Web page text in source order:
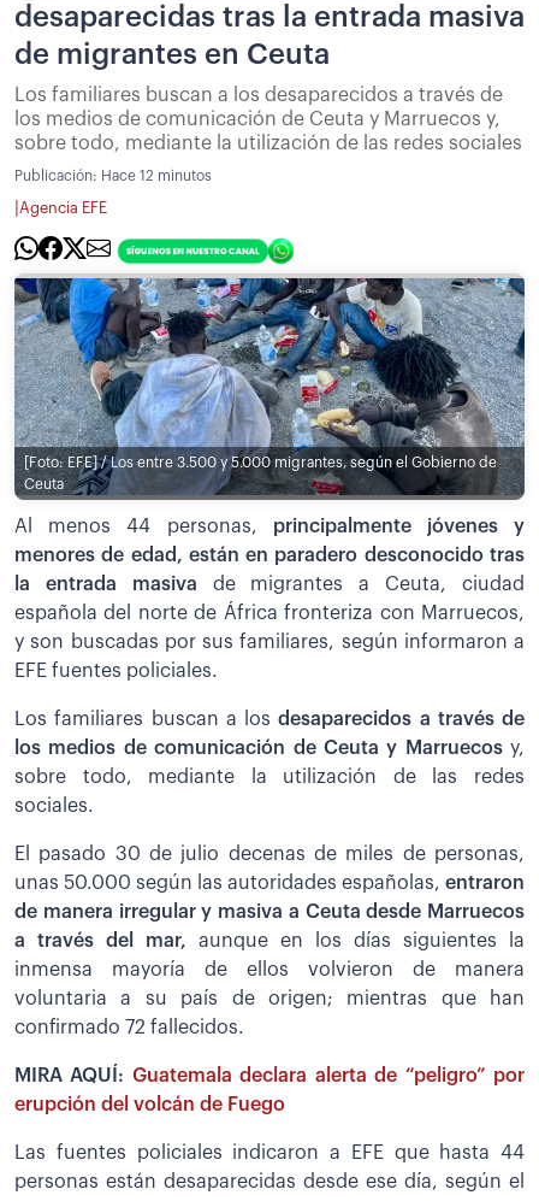
desaparecidas tras la entrada masiva
de migrantes en Ceuta
Los familiares buscan a los desaparecidos a través de
los medios de comunicación de Ceuta y Marruecos y,
sobre todo, mediante la utilización de las redes sociales
Publicación: Hace 12 minutos
Agencia EFE
[Foto: EFE] / Los entre 3.500 y 5.000 migrantes, según el Gobierno de
Ceuta
Al menos 44 personas, principalmente jóvenes y
menores de edad, están en paradero desconocido tras
la entrada masiva de migrantes a Ceuta, ciudad
española del norte de África fronteriza con Marruecos,
y son buscadas por sus familiares, según informaron a
EFE fuentes policiales.
Los familiares buscan a losdesaparecidos a través de
los medios de comunicación de Ceuta y Marruecos y,
sobre todo, mediante la utilización de las redes
sociales.
El pasado 30 de julio decenas de miles de personas,
unas 50.000 según las autoridades españolas, entraron
de manera irregular y masiva a Ceuta desde Marruecos
a través del mar, aunque en los días siguientes la
inmensa mayoría de ellos volvieron de manera
voluntaria a su país de origen; mientras que han
confirmado 72 fallecidos.
MIRA AQUÍ: Guatemala declara alerta de “peligro” por
erupción del volcán de Fuego
Las fuentes policiales indicaron a EFE que hasta 44
personas están desaparecidas desde ese día, según el